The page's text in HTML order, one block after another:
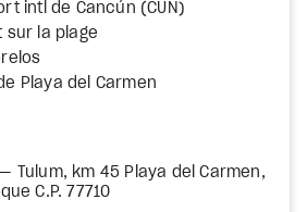
intl de Cancún (CUN)
sur la plage
Playa del Carmen
Tulum, km 45 Playa del Carmen,
C.P. 77710